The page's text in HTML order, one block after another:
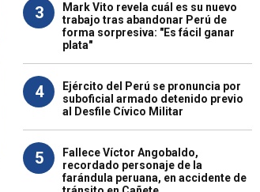
3
Mark Vito revela cuál es su nuevo
trabajo tras abandonar Perú de
forma sorpresiva: "Es fácil ganar
plata"
4
Ejército del Perú se pronuncia por
suboficial armado detenido previo
al Desfile Cívico Militar
5
Fallece Víctor Angobaldo,
recordado personaje de la
farándula peruana, en accidente de